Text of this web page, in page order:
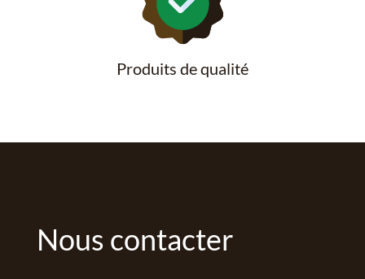
Produits de qualité
Nous contacter